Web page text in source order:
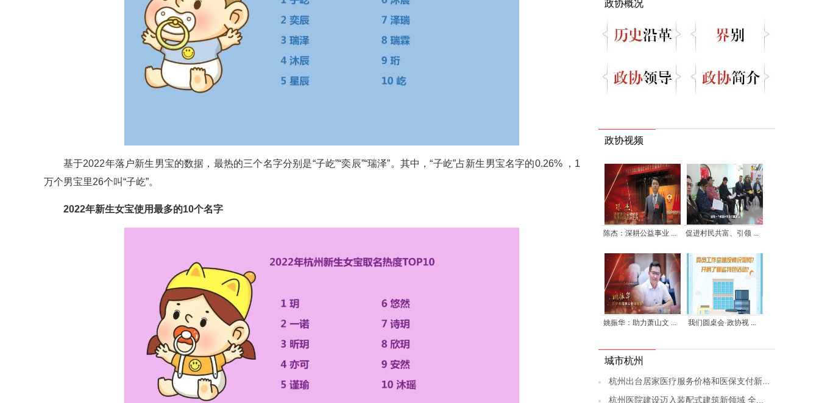
基于2022年落户新生男宝的数据，最热的三个名字分别是“子屹”“奕辰”“瑞泽”。其中，“子屹”占新生男宝名字的0.26% ，1
万个男宝里26个叫“子屹”。
2022年新生女宝使用最多的10个名字
政协概况
政协视频
陈杰：深耕公益事业 ... 促进村民共富、引领 ...
姚振华：助力萧山文 ... 我们圆桌会·政协视 ...
城市杭州
杭州出台居家医疗服务价格和医保支付新...
杭州医院建设迈入装配式建筑新领域 全...